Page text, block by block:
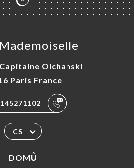
Olchanski
Paris France
CS
DOMŮ